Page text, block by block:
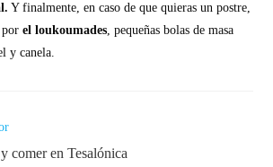
Y finalmente, en caso de que quieras un postre,
porel loukoumades, pequeñas bolas de masa
y canela.
comer en Tesalónica